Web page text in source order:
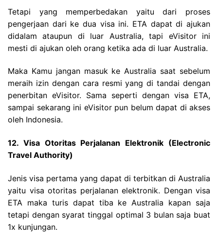
Tetapi yang memperbedakan yaitu dari proses
pengerjaan dari ke dua visa ini. ETA dapat di ajukan
didalam ataupun di luar Australia, tapi eVisitor ini
mesti di ajukan oleh orang ketika ada di luar Australia.
Maka Kamu jangan masuk ke Australia saat sebelum
meraih izin dengan cara resmi yang di tandai dengan
penerbitan eVisitor. Sama seperti dengan visa ETA,
sampai sekarang ini eVisitor pun belum dapat di akses
oleh Indonesia.
12. Visa Otoritas Perjalanan Elektronik (Electronic
Travel Authority)
Jenis visa pertama yang dapat di terbitkan di Australia
yaitu visa otoritas perjalanan elektronik. Dengan visa
ETA maka turis dapat tiba ke Australia kapan saja
tetapi dengan syarat tinggal optimal 3 bulan saja buat
1x kunjungan.